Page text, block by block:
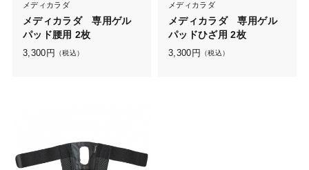
メディカラダ
メディカラダ 専用ゲル
パッド腰用 2枚
3,300 円 （税込）
メディカラダ
メディカラダ 専用ゲル
パッドひざ用 2枚
3,300 円 （税込）